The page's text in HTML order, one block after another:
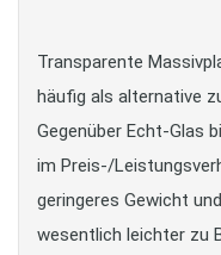
Transparente
häufig als alternative
Gegenüber Echt-Glas
im Preis-/
geringeres Gewicht
wesentlich leichter zu